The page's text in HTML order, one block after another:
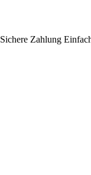
Sichere Zahlung